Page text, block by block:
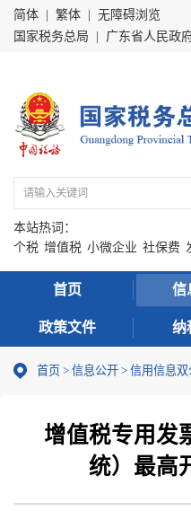
简体 繁体
无障碍浏览
国家税务总局
广东省人民政
本站热词：
个税 增值税 小微企业 社保费
首页 信
政策文件 纳
首页 > 信息公开 > 信用信息双
增值税专用发
统）最高